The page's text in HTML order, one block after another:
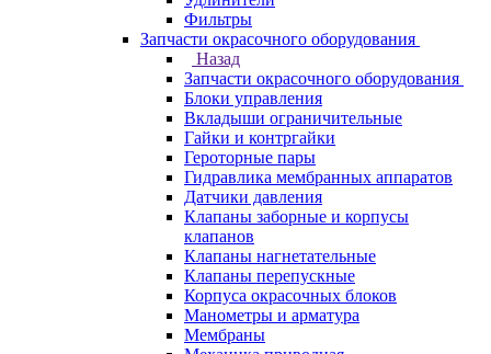
Фильтры
Запчасти окрасочного оборудования
Назад
Запчасти окрасочного оборудования
Блоки управления
Вкладыши ограничительные
Гайки и контргайки
Героторные пары
Гидравлика мембранных аппаратов
Датчики давления
Клапаны заборные и корпусы
клапанов
Клапаны нагнетательные
Клапаны перепускные
Корпуса окрасочных блоков
Манометры и арматура
Мембраны